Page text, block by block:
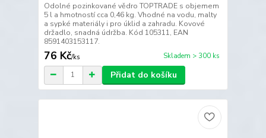
Odolné pozinkované vědro TOPTRADE s objemem
5 l a hmotností cca 0,46 kg. Vhodné na vodu, malty
a sypké materiály i pro úklid a zahradu. Kovové
držadlo, snadná údržba. Kód 105311, EAN
8591403153117.
76 Kč/ks Skladem > 300 ks
Přidat do košíku